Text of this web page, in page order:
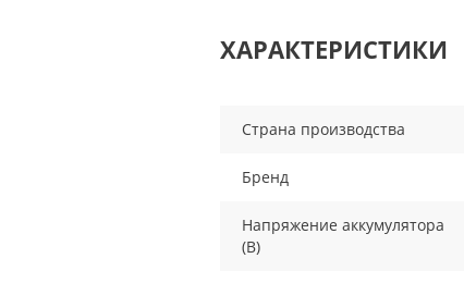
ХАРАКТЕРИСТИКИ
Страна производства
Бренд
Напряжение аккумулятора
(В)